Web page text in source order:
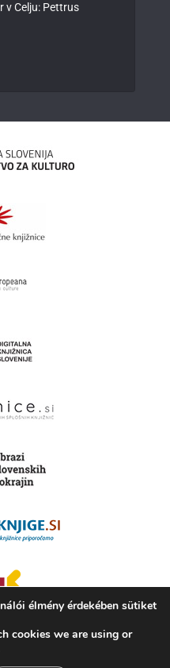
v Celju: Pettrus
TrueCAD d.o.o.
élmény érdekében sütiket
cookies we are using or